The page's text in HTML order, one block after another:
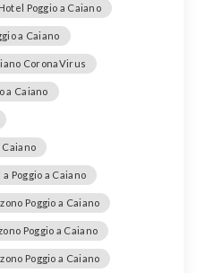
Poggio a Caiano
a Caiano
CoronaVirus
a Caiano
Caiano
Poggio a Caiano
Poggio a Caiano
Poggio a Caiano
Poggio a Caiano